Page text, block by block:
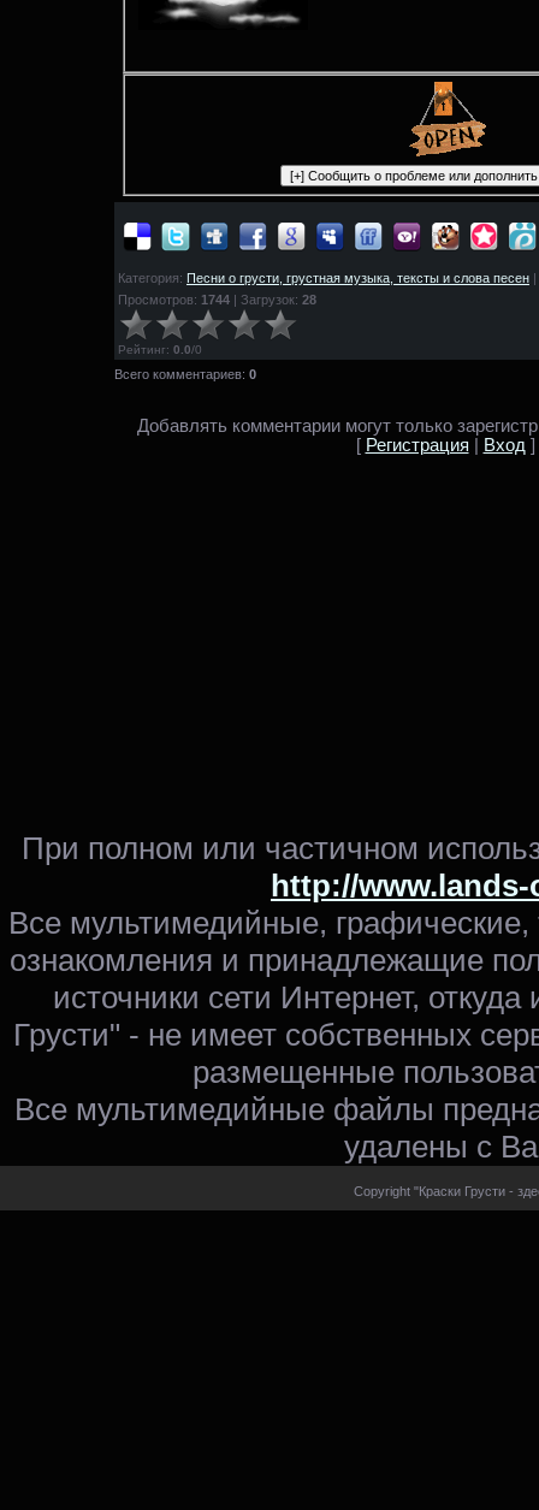
Категория: Песни о грусти, грустная музыка, тексты и слова песен
Просмотров: 1744 | Загрузок: 28
Рейтинг: 0.0/0
Всего комментариев: 0
Добавлять комментарии могут только
[ Регистрация Вход ]
При полном или частичном
http://
Все мультимедийные,
ознакомления и принадлежащие
источники сети Интернет,
Грусти" - не имеет собственных
размещенные
Все мультимедийные файлы
удалены с
Copyright "Краски Грусти -